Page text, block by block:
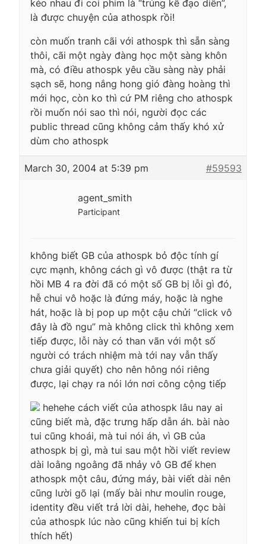
kéo nhau đi coi phim là “trúng kế đạo diễn”,
là được chuyện của athospk rồi!
còn muốn tranh cãi với athospk thì sẵn sàng
thôi, cãi một ngày đàng học một sàng khôn
mà, có điều athospk yêu cầu sàng này phải
sạch sẽ, hong nắng hong gió đàng hoàng thì
mới học, còn ko thì cứ PM riêng cho athospk
rồi muốn nói sao thì nói, người đọc các
public thread cũng không cảm thấy khó xử
dùm cho athospk
March 30, 2004 at 5:39 pm #59593
agent_smith
Participant
không biết GB của athospk bỏ độc tính gí
cực mạnh, không cách gì vô được (thật ra từ
hồi MB 4 ra đời đã có một số GB bị lỗi gì đó,
hễ chui vô hoặc là đứng máy, hoặc là nghe
hát, hoặc là bị pop up một cậu chửi “click vô
đây là đồ ngu” mà không click thì không xem
tiếp được, lỗi này có than vãn với một số
người có trách nhiệm mà tới nay vẫn thấy
chưa giải quyết) cho nên hông nói riêng
được, lại chạy ra nói lớn nơi công cộng tiếp
hehehe cách viết của athospk lâu nay ai
cũng biết mà, đặc trưng hấp dẫn áh. bài nào
tui cũng khoái, mà tui nói áh, vì GB của
athospk bị gì, mà tui sau một hồi viết review
dài loằng ngoằng đã nhảy vô GB để khen
athospk một câu, đứng máy, bài viết dài nên
cũng lười gõ lại (mấy bài như moulin rouge,
identity đều viết trả lời dài, hehehe, đọc bài
của athospk lúc nào cũng khiến tui bị kích
thích hết)